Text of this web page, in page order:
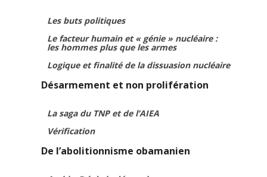
Les buts politiques
Le facteur humain et « génie » nucléaire :
les hommes plus que les armes
Logique et finalité de la dissuasion nucléaire
Désarmement et non prolifération
La saga du TNP et de l’AIEA
Vérification
De l’abolitionnisme obamanien